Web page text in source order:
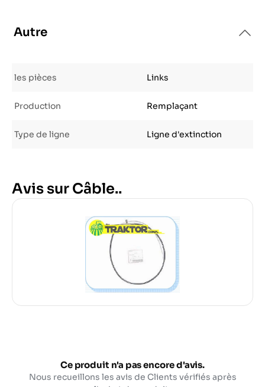
Autre
les pièces Links
Production Remplaçant
Type de ligne Ligne d'extinction
Avis sur Câble..
Ce produit n'a pas encore d'avis.
Nous recueillons les avis de Clients vérifiés après